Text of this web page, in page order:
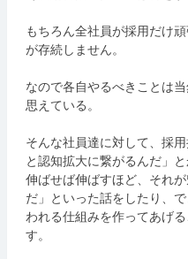
もちろん全社員が採用だけ
が存続しません。
なので各自やるべきことは
思えている。
そんな社員達に対して、採
と認知拡大に繋がるんだ」
伸ばせば伸ばすほど、それ
だ」といった話をしたり、
われる仕組みを作ってあげ
す。